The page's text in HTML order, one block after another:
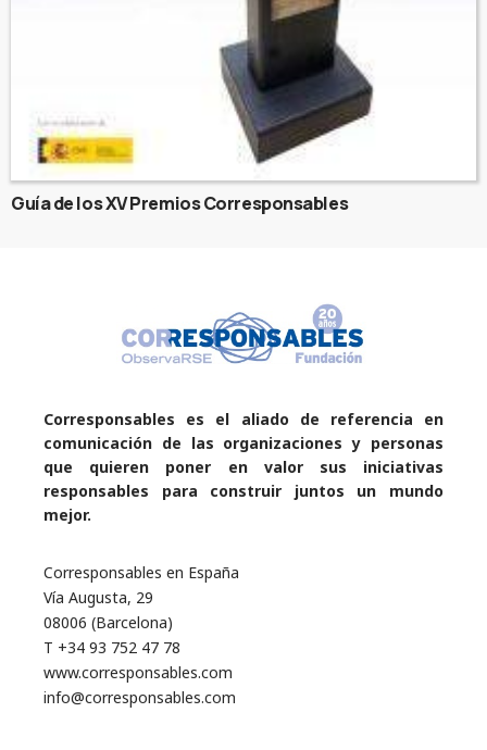
Guía de los XV Premios Corresponsables
Corresponsables es el aliado de referencia en
comunicación de las organizaciones y personas
que quieren poner en valor sus iniciativas
responsables para construir juntos un mundo
mejor.
Corresponsables en España
Vía Augusta, 29
08006 (Barcelona)
T +34 93 752 47 78
www.corresponsables.com
info@corresponsables.com